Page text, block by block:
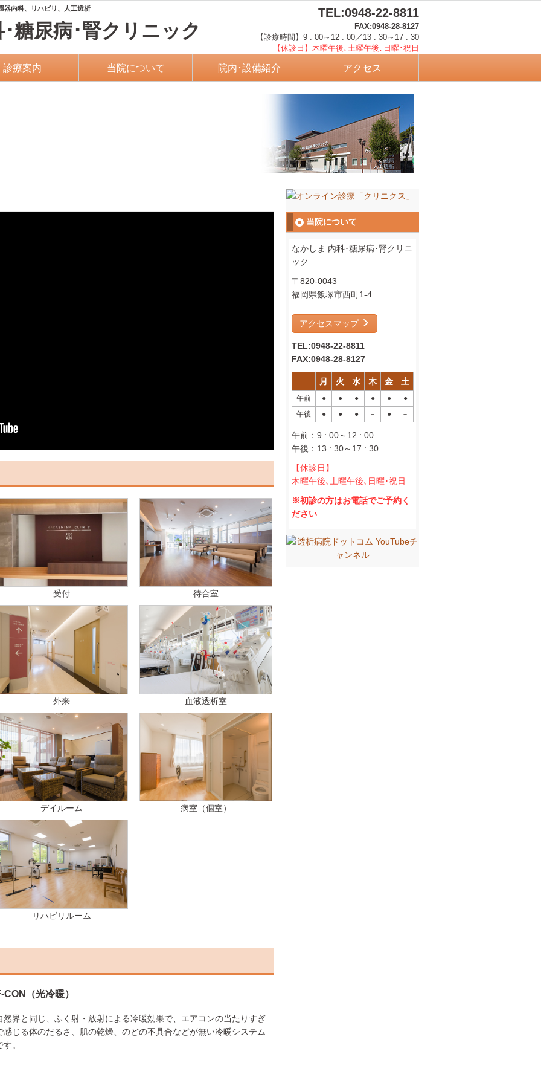
器内科、リハビリ、人工透析
糖尿病･腎クリニック
TEL:0948-22-8811
FAX:0948-28-8127
【診療時間】9 : 00～12 : 00／13 : 30～17 : 30
【休診日】木曜午後､土曜午後､日曜･祝日
診療案内 当院について 院内･設備紹介 アクセス
受付 待合室
外来 血液透析室
デイルーム 病室（個室）
リハビリルーム
CON（光冷暖）
然界と同じ、ふく射・放射による冷暖効果で、エアコンの当たりすぎ
感じる体のだるさ、肌の乾燥、のどの不具合などが無い冷暖システム
す。
当院について
なかしま 内科･糖尿病･腎クリニ
ック
〒820-0043
福岡県飯塚市西町1-4
アクセスマップ
TEL:0948-22-8811
FAX:0948-28-8127
月 火 水 木 金 土
午前 ● ● ● ● ●
●
午後
● ● ● － ● －
午前：9 : 00～12 : 00
午後：13 : 30～17 : 30
【休診日】
木曜午後､土曜午後､日曜･祝日
※初診の方はお電話でご予約く
ださい